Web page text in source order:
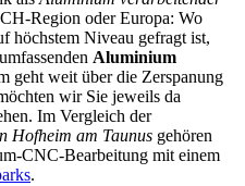
Region oder Europa: Wo
höchstem Niveau gefragt ist,
Aluminium
geht weit über die Zerspanung
wir Sie jeweils da
Im Vergleich der
Hofheim am Taunus gehören
CNC-Bearbeitung mit einem
.